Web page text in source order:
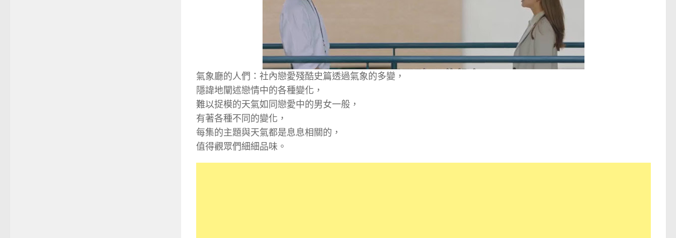
氣象廳的人們：社內戀愛殘酷史篇透過氣象的多變，
隱諱地闡述戀情中的各種變化，
難以捉模的天氣如同戀愛中的男女一般，
有著各種不同的變化，
每集的主題與天氣都是息息相關的，
值得觀眾們細細品味。